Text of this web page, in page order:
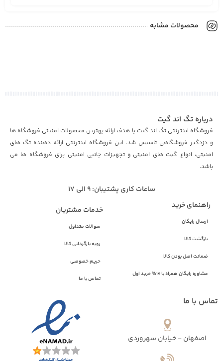
محصولات مشابه
درباره تگ اند گیت
فروشگاه اینترنتی تگ اند گیت با هدف ارائه بهترین محصولات امنیتی فروشگاه ها
و دزدگیر فروشگاهی تاسیس شد. این فروشگاه اینترنتی ارائه دهنده تگ های
امنیتی، انواع گیت های امنیتی و تجهیزات جانبی امنیتی برای فروشگاه ها می
باشد.
ساعات کاری پشتیبان: 9 الی 17
راهنمای خرید
ارسال رایگان
بازگشت کالا
ضمانت اصل بودن کالا
مشاوره رایگان همراه با 10% خرید اول
خدمات مشتریان
سوالات متداول
رویه بازگردانی کالا
حریم خصوصی
تماس با ما
تماس با ما
اصفهان - خیابان سهروردی